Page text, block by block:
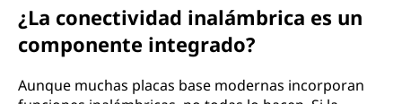
¿La conectividad inalámbrica es un
componente integrado?
Aunque muchas placas base modernas incorporan